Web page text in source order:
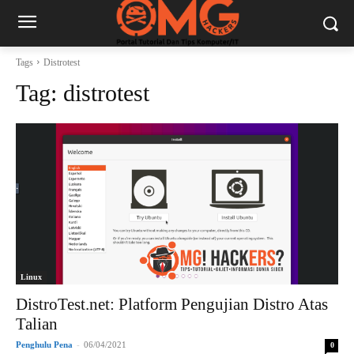
Tags Distrotest
Tag: distrotest
Linux
DistroTest.net: Platform Pengujian Distro Atas
Talian
Penghulu Pena - 06/04/2021 0